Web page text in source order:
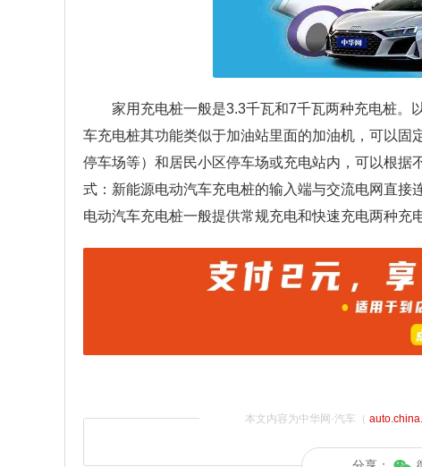
家用充电桩一般是3.3千瓦和7千瓦两种充电桩。
车充电桩其功能类似于加油站里面的加油机，可以
停车场等）和居民小区停车场或充电站内，可以根
式：新能源电动汽车充电桩的输入端与交流电网直
电动汽车充电桩一般提供常规充电和快速充电两种充
本文内容为中华网·汽车（